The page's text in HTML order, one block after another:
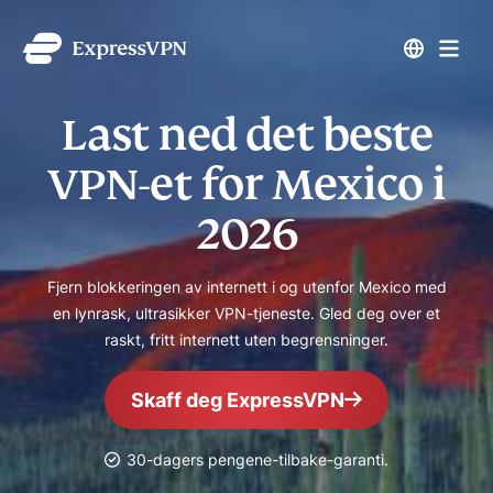
Last ned det beste
VPN-et for Mexico i
2026
Fjern blokkeringen av internett i og utenfor Mexico med
en lynrask, ultrasikker VPN-tjeneste. Gled deg over et
raskt, fritt internett uten begrensninger.
Skaff deg ExpressVPN
30-dagers pengene-tilbake-garanti.